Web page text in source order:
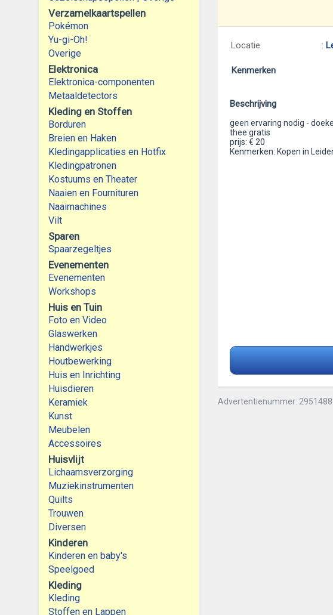
Verzamelkaartspellen
Pokémon
Yu-gi-Oh!
Overige
Elektronica
Elektronica-componenten
Metaaldetectors
Kleding en Stoffen
Borduren
Breien en Haken
Kledingapplicaties en Hotfix
Kledingpatronen
Kostuums en Theater
Naaien en Fournituren
Naaimachines
Vilt
Sparen
Spaarzegeltjes
Evenementen
Evenementen
Workshops
Huis en Tuin
Foto en Video
Glaswerken
Handwerkjes
Houtbewerking
Huis en Inrichting
Huisdieren
Keramiek
Kunst
Meubelen
Accessoires
Huisvlijt
Lichaamsverzorging
Muziekinstrumenten
Quilts
Trouwen
Diversen
Kinderen
Kinderen en baby's
Speelgoed
Kleding
Kleding
Stoffen en Lappen
Locatie :
Kenmerken
Beschrijving
geen ervaring nodig -
thee gratis
prijs: € 20
Kenmerken: Kopen in
Advertentienummer: